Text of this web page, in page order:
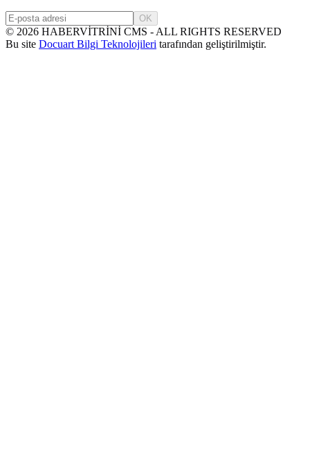
OK
© 2026 HABERVİTRİNİ CMS - ALL RIGHTS RESERVED
Bu site Docuart Bilgi Teknolojileri tarafından geliştirilmiştir.